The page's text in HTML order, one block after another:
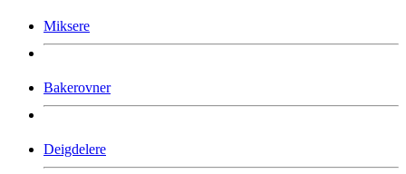
Miksere
Bakerovner
Deigdelere